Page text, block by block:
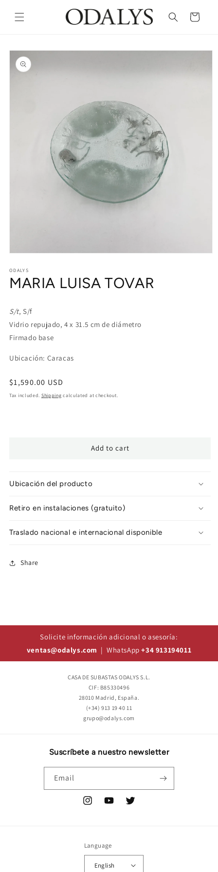
content
Cart
Skip to
product
information
1
in
modal
ODALYS
MARIA LUISA TOVAR
S/t, S/f
Vidrio repujado, 4 x 31.5 cm de diámetro
Firmado base
Ubicación: Caracas
Regular
price
$1,590.00 USD
Tax included. Shipping calculated at checkout.
Add to cart
Ubicación del producto
Retiro en instalaciones (gratuito)
Traslado nacional e internacional disponible
Share
Solicite información adicional o asesoría:
ventas@odalys.com | WhatsApp+34 913194011
CASA DE SUBASTAS ODALYS S.L.
CIF: B85330496
28010 Madrid, España.
(+34) 913 19 40 11
grupo@odalys.com
Suscríbete a nuestro newsletter
Email
InstagramYouTubeTwitter
Language
English